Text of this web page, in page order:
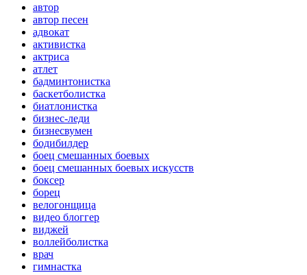
автор
автор песен
адвокат
активистка
актриса
атлет
бадминтонистка
баскетболистка
биатлонистка
бизнес-леди
бизнесвумен
бодибилдер
боец смешанных боевых
боец смешанных боевых искусств
боксер
борец
велогонщица
видео блоггер
виджей
воллейболистка
врач
гимнастка